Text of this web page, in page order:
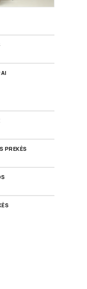
PREKĖS